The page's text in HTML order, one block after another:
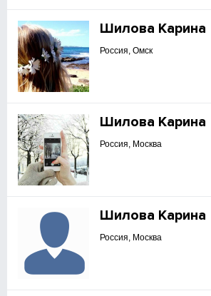
Шилова Карина
Россия, Омск
Шилова Карина
Россия, Москва
Шилова Карина
Россия, Москва